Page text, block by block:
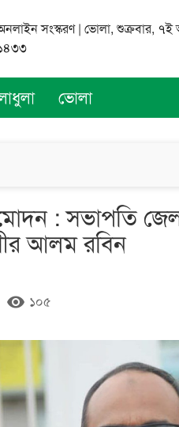
সংস্করণ | ভোলা, শুক্রবার,
ভোলা
: সভাপতি
আলম রবিন
remove_red_eye ১০৫